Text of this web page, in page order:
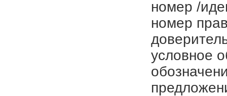
номер /
номер
условное